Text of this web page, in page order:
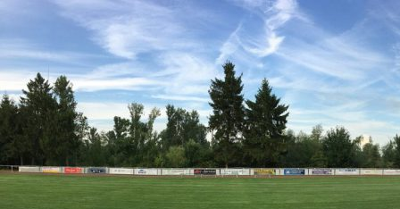
Zu
Inhalten
springen